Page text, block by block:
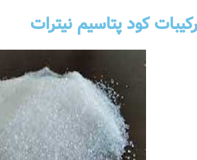
کود پتاسیم نیترات